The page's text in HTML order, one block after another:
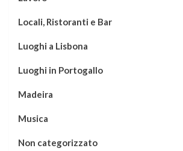
Locali, Ristoranti e Bar
Luoghi a Lisbona
Luoghi in Portogallo
Madeira
Musica
Non categorizzato